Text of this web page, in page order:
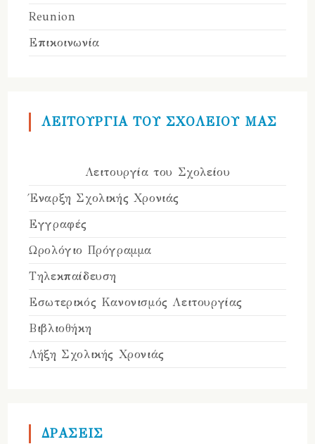
Reunion
Επικοινωνία
ΛΕΙΤΟΥΡΓΙΑ ΤΟΥ ΣΧΟΛΕΙΟΥ ΜΑΣ
Λειτουργία του Σχολείου
Έναρξη Σχολικής Χρονιάς
Εγγραφές
Ωρολόγιο Πρόγραμμα
Τηλεκπαίδευση
Εσωτερικός Κανονισμός Λειτουργίας
Βιβλιοθήκη
Λήξη Σχολικής Χρονιάς
ΔΡΑΣΕΙΣ